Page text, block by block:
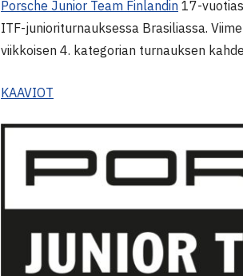
Porsche Junior Team Finlandin 17-vuotias
ITF-junioriturnauksessa Brasiliassa.
viikkoisen 4. kategorian turnauksen
KAAVIOT